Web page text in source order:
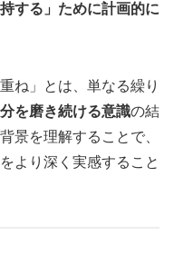
する」ために計画的に
ね」とは、単なる繰り
を磨き続ける意識の結
景を理解することで、
より深く実感すること